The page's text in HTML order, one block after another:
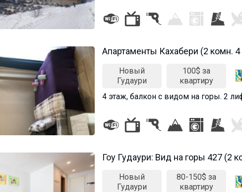
Апартаменты Кахабери (2 комн. 4
Новый
Гудаури
100$ за
квартиру
4 этаж, балкон с видом на горы. 2
Гоу Гудаури: Вид на горы 427 (2
Новый
Гудаури
80-150$ за
квартиру